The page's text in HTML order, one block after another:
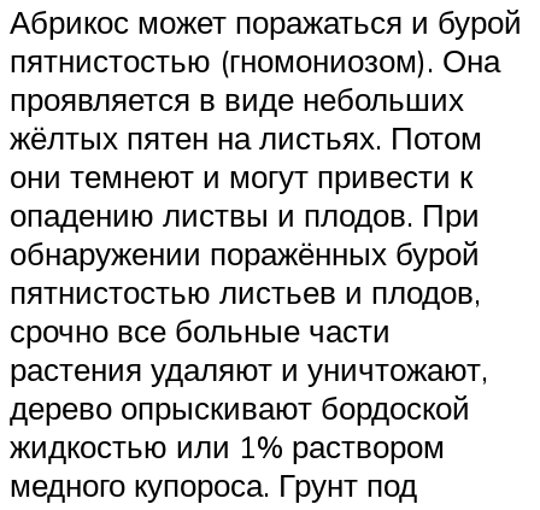
Абрикос может поражаться и бурой
пятнистостью (гномониозом). Она
проявляется в виде небольших
жёлтых пятен на листьях. Потом
они темнеют и могут привести к
опадению листвы и плодов. При
обнаружении поражённых бурой
пятнистостью листьев и плодов,
срочно все больные части
растения удаляют и уничтожают,
дерево опрыскивают бордоской
жидкостью или 1% раствором
медного купороса. Грунт под